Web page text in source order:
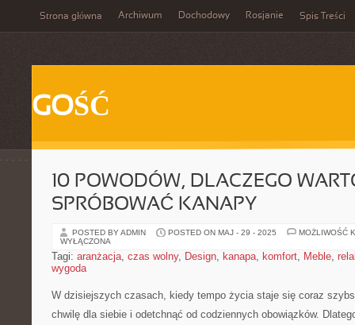
Strona główna Archiwum Dochodowy Rosjanie Spis Treści
GOŚĆ
10 POWODÓW, DLACZEGO
SPRÓBOWAĆ KANAPY
POSTED BY ADMIN POSTED ON MAJ - 29 - 2025
MOŻLIWOŚĆ
WYŁĄCZONA
Tagi: aranżacja, czas wolny, Design, kanapa, komfort, Meble,
wygoda
W dzisiejszych czasach, kiedy tempo życia staje się coraz
chwilę⁤ dla‍ siebie i odetchnąć od codziennych obowiązków.